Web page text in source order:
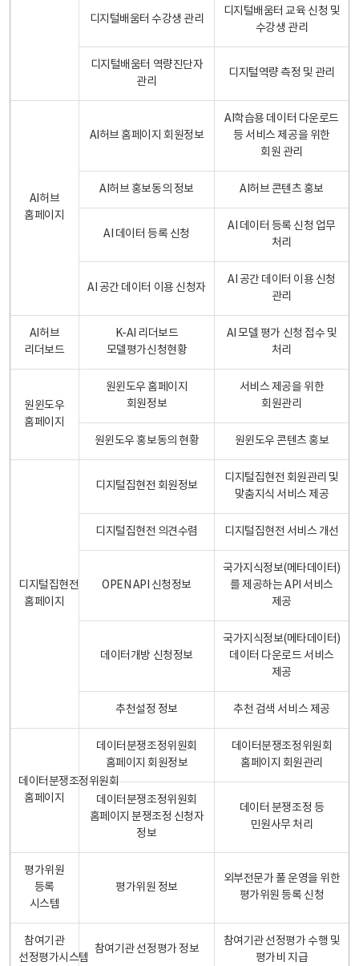
디지털배움터 수강생 관리
디지털배움터 교육 신청 및
수강생 관리
디지털배움터 역량진단자
관리
디지털역량 측정 및 관리
AI허브
홈페이지
AI허브 홈페이지 회원정보
AI학습용 데이터 다운로드
등 서비스 제공을 위한
회원 관리
AI허브 홍보동의 정보 AI허브 콘텐츠 홍보
AI 데이터 등록 신청
AI 데이터 등록 신청 업무
처리
AI 공간 데이터 이용 신청자
AI 공간 데이터 이용 신청
관리
AI허브
리더보드
K-AI 리더보드
모델평가신청현황
AI 모델 평가 신청 접수 및
처리
원윈도우
홈페이지
원윈도우 홈페이지
회원정보
서비스 제공을 위한
회원관리
원윈도우 홍보동의 현황 원윈도우 콘텐츠 홍보
디지털집현전
홈페이지
디지털집현전 회원정보
디지털집현전 회원관리 및
맞춤지식 서비스 제공
디지털집현전 의견수렴 디지털집현전 서비스 개선
OPEN API 신청정보
국가지식정보(메타데이터)
를 제공하는 API 서비스
제공
데이터개방 신청정보
국가지식정보(메타데이터)
데이터 다운로드 서비스
제공
추천설정 정보 추천 검색 서비스 제공
데이터분쟁조정위원회
홈페이지
데이터분쟁조정위원회
홈페이지 회원정보
데이터분쟁조정위원회
홈페이지 회원관리
데이터분쟁조정위원회
홈페이지 분쟁조정 신청자
정보
데이터 분쟁조정 등
민원사무 처리
평가위원
등록
시스템
평가위원 정보
외부전문가 풀 운영을 위한
평가위원 등록 신청
참여기관
선정평가시스템
참여기관 선정평가 정보
참여기관 선정평가 수행 및
평가비 지급